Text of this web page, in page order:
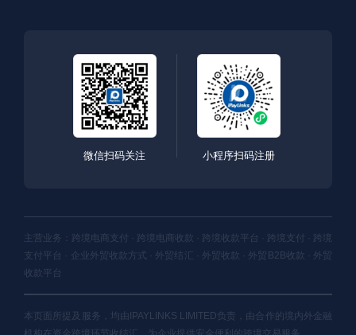
微信扫码关注 小程序扫码注册
主营业务：跨境电商支付 · 跨境电商收款 · 跨境收款平台 · 跨境支付 · 跨境
支付平台 · 企业外贸收款方式 · 外贸结汇 · 外贸收款 · 外贸B2B收款 · 外贸
收款平台
本页面所提及服务，均由IPAYLINKS LIMITED负责，由合作的境内外金融